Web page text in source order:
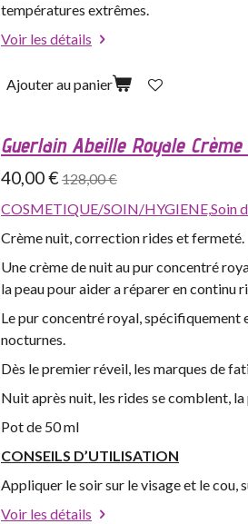
températures extrêmes.
Voir les détails
Ajouter au panier
Guerlain Abeille Royale
40,00 € 128,00 €
COSMETIQUE/SOIN/HYGIENE,Soin
Crème nuit, correction rides et fermeté.
Une crème de nuit au pur concentré
la peau pour aider a réparer en continu
Le pur concentré royal, spécifiquement
nocturnes.
Dès le premier réveil, les marques de
Nuit après nuit, les rides se comblent,
Pot de 50 ml
CONSEILS D’UTILISATION
Appliquer le soir sur le visage et le cou,
Voir les détails